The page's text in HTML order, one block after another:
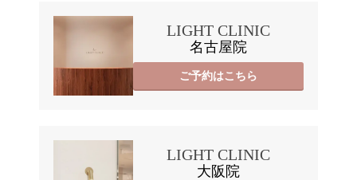
LIGHT CLINIC
名古屋院
ご予約はこちら
LIGHT CLINIC
大阪院